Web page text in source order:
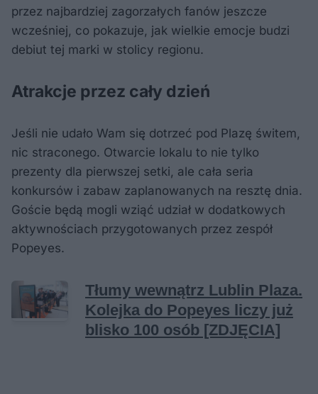
przez najbardziej zagorzałych fanów jeszcze
wcześniej, co pokazuje, jak wielkie emocje budzi
debiut tej marki w stolicy regionu.
Atrakcje przez cały dzień
Jeśli nie udało Wam się dotrzeć pod Plazę świtem,
nic straconego. Otwarcie lokalu to nie tylko
prezenty dla pierwszej setki, ale cała seria
konkursów i zabaw zaplanowanych na resztę dnia.
Goście będą mogli wziąć udział w dodatkowych
aktywnościach przygotowanych przez zespół
Popeyes.